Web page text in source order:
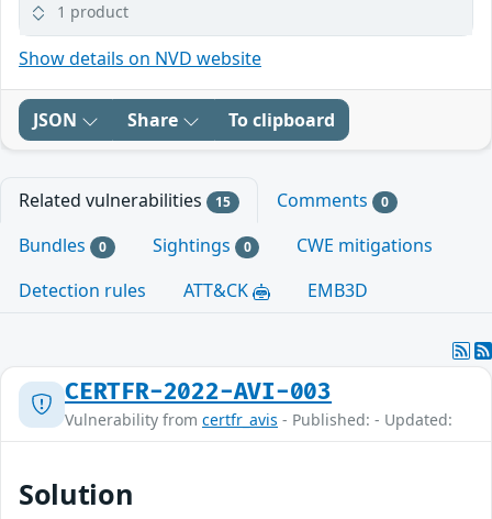
1 product
Show details on NVD website
JSON Share To clipboard
Related vulnerabilities 15 Comments 0
Bundles 0 Sightings 0
CWE mitigations
Detection rules
ATT&CK EMB3D
CERTFR-2022-AVI-003
Vulnerability from certfr_avis - Published: - Updated:
Solution